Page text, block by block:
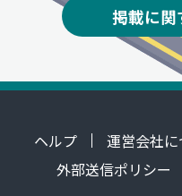
掲載に関
ヘルプ 運営会社に
外部送信ポリシー